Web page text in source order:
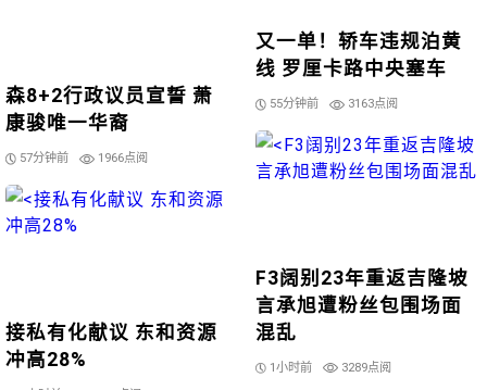
又一单！轿车违规泊黄
线 罗厘卡路中央塞车
55分钟前 3163点阅
森8+2行政议员宣誓 萧
康骏唯一华裔
57分钟前 1966点阅
F3阔别23年重返吉隆坡
言承旭遭粉丝包围场面
混乱
1小时前 3289点阅
接私有化献议 东和资源
冲高28%